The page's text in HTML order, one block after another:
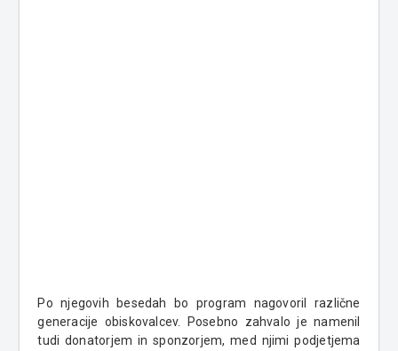
Po njegovih besedah bo program nagovoril različne
generacije obiskovalcev. Posebno zahvalo je namenil
tudi donatorjem in sponzorjem, med njimi podjetjema